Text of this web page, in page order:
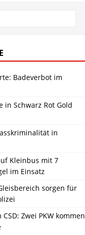
Badeverbot im
in Schwarz Rot Gold
in
Kleinbus mit 7
im Einsatz
sorgen für
Zwei PKW kommen